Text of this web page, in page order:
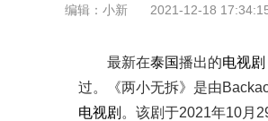
编辑：小新 2021-12-18
最新在泰国播出的电视剧
过。《两小无拆》是由
电视剧 。该剧于2021年10月